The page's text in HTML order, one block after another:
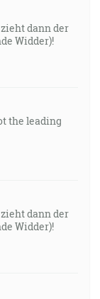
dann der
Widder)!
the leading
dann der
Widder)!